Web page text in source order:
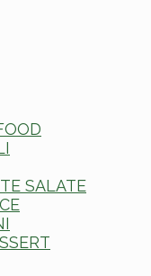
SALATE